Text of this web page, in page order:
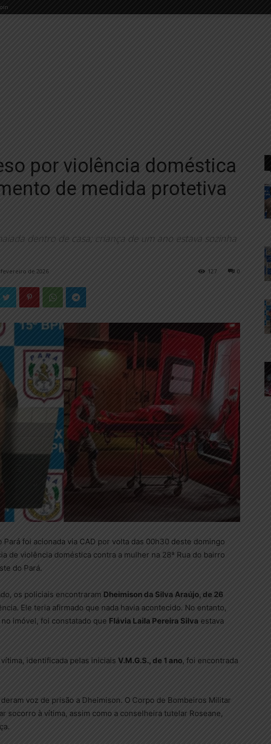
por violência doméstica
de medida protetiva
dentro de casa; criança de um ano estava sozinha
de 2026 0
127
foi acionada via CAD por volta das 00h30 deste domingo
de violência doméstica contra a mulher na 28ª Rua do bairro
do Pará.
os policiais encontraram Dheimison da Silva Araújo, de 26
Ele teria afirmado que nada havia acontecido. No entanto,
imóvel, foi constatado que Flávia Laila Pereira Silva estava
identificada pelas iniciais V.M.G.S., de 1 ano, foi encontrada
voz de prisão a Dheimison. O Corpo de Bombeiros Militar
socorro à vítima, assim como a conselheira tutelar Roseane,